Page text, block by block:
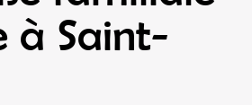
à Saint-